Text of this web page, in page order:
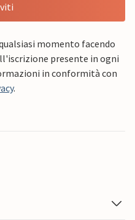
momento facendo
presente in ogni
in conformità con
.